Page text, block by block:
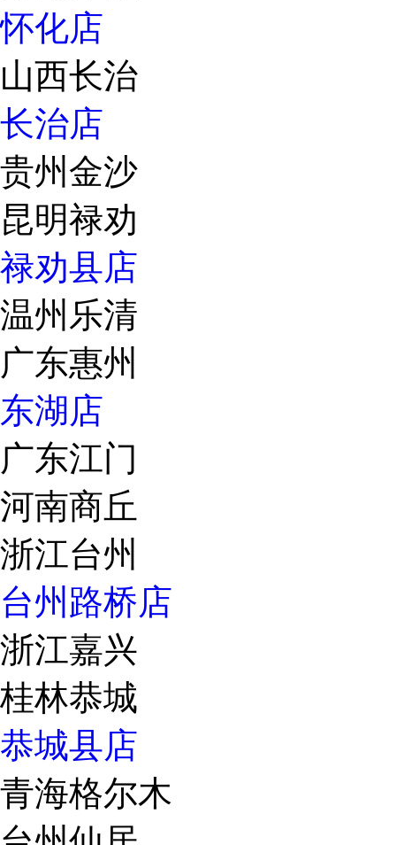
怀化店
山西长治
长治店
贵州金沙
昆明禄劝
禄劝县店
温州乐清
广东惠州
东湖店
广东江门
河南商丘
浙江台州
台州路桥店
浙江嘉兴
桂林恭城
恭城县店
青海格尔木